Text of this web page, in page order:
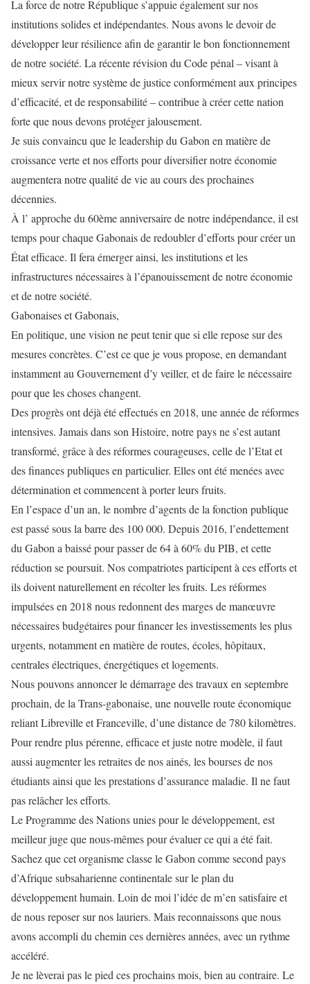
La force de notre République s’appuie également sur nos
institutions solides et indépendantes. Nous avons le devoir de
développer leur résilience afin de garantir le bon fonctionnement
de notre société. La récente révision du Code pénal – visant à
mieux servir notre système de justice conformément aux principes
d’efficacité, et de responsabilité – contribue à créer cette nation
forte que nous devons protéger jalousement.
Je suis convaincu que le leadership du Gabon en matière de
croissance verte et nos efforts pour diversifier notre économie
augmentera notre qualité de vie au cours des prochaines
décennies.
À l’ approche du 60ème anniversaire de notre indépendance, il est
temps pour chaque Gabonais de redoubler d’efforts pour créer un
État efficace. Il fera émerger ainsi, les institutions et les
infrastructures nécessaires à l’épanouissement de notre économie
et de notre société.
Gabonaises et Gabonais,
En politique, une vision ne peut tenir que si elle repose sur des
mesures concrètes. C’est ce que je vous propose, en demandant
instamment au Gouvernement d’y veiller, et de faire le nécessaire
pour que les choses changent.
Des progrès ont déjà été effectués en 2018, une année de réformes
intensives. Jamais dans son Histoire, notre pays ne s’est autant
transformé, grâce à des réformes courageuses, celle de l’Etat et
des finances publiques en particulier. Elles ont été menées avec
détermination et commencent à porter leurs fruits.
En l’espace d’un an, le nombre d’agents de la fonction publique
est passé sous la barre des 100 000. Depuis 2016, l’endettement
du Gabon a baissé pour passer de 64 à 60% du PIB, et cette
réduction se poursuit. Nos compatriotes participent à ces efforts et
ils doivent naturellement en récolter les fruits. Les réformes
impulsées en 2018 nous redonnent des marges de manœuvre
nécessaires budgétaires pour financer les investissements les plus
urgents, notamment en matière de routes, écoles, hôpitaux,
centrales électriques, énergétiques et logements.
Nous pouvons annoncer le démarrage des travaux en septembre
prochain, de la Trans-gabonaise, une nouvelle route économique
reliant Libreville et Franceville, d’une distance de 780 kilomètres.
Pour rendre plus pérenne, efficace et juste notre modèle, il faut
aussi augmenter les retraites de nos ainés, les bourses de nos
étudiants ainsi que les prestations d’assurance maladie. Il ne faut
pas relâcher les efforts.
Le Programme des Nations unies pour le développement, est
meilleur juge que nous-mêmes pour évaluer ce qui a été fait.
Sachez que cet organisme classe le Gabon comme second pays
d’Afrique subsaharienne continentale sur le plan du
développement humain. Loin de moi l’idée de m’en satisfaire et
de nous reposer sur nos lauriers. Mais reconnaissons que nous
avons accompli du chemin ces dernières années, avec un rythme
accéléré.
Je ne lèverai pas le pied ces prochains mois, bien au contraire. Le